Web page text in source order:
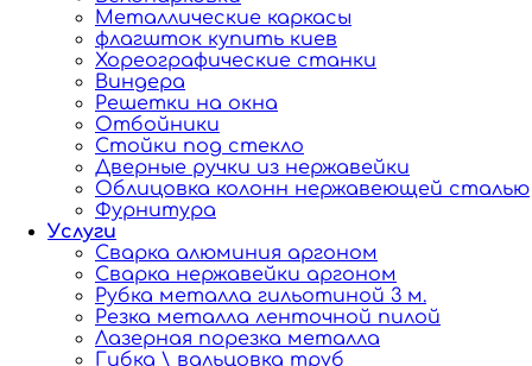
Металлические каркасы
флагшток купить киев
Хореографические станки
Виндера
Решетки на окна
Отбойники
Стойки под стекло
Дверные ручки из нержавейки
Облицовка колонн нержавеющей сталью
Фурнитура
Услуги
Сварка алюминия аргоном
Сварка нержавейки аргоном
Рубка металла гильотиной 3 м.
Резка металла ленточной пилой
Лазерная порезка металла
Гибка \ вальцовка труб